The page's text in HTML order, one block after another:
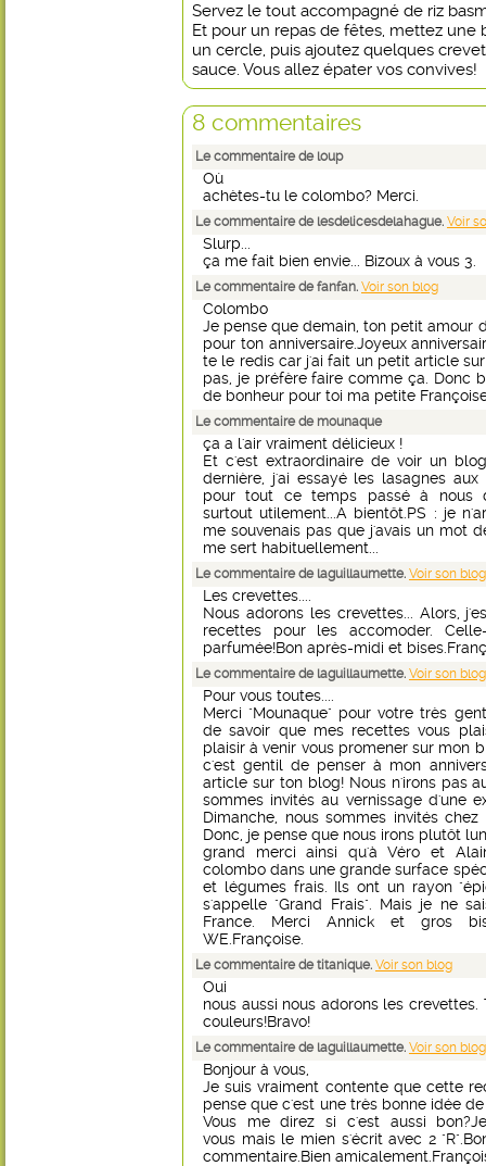
Servez le tout accompagné de riz
Et pour un repas de fêtes, mettez une
un cercle, puis ajoutez quelques
sauce. Vous allez épater vos convives!
8 commentaires
Le commentaire de loup
Où
achètes-tu le colombo? Merci.
Le commentaire de lesdelicesdelahague. Voir
Slurp...
ça me fait bien envie... Bizoux à vous 3.
Le commentaire de fanfan. Voir son blog
Colombo
Je pense que demain, ton petit amour
pour ton anniversaire.Joyeux
te le redis car j'ai fait un petit article
pas, je préfère faire comme ça. Donc
de bonheur pour toi ma petite
Le commentaire de mounaque
ça a l'air vraiment délicieux !
Et c'est extraordinaire de voir un
dernière, j'ai essayé les lasagnes
pour tout ce temps passé à nous
surtout utilement...A bientôt.PS : je
me souvenais pas que j'avais un mot
me sert habituellement...
Le commentaire de laguillaumette. Voir son blog
Les crevettes....
Nous adorons les crevettes... Alors,
recettes pour les accomoder.
parfumée!Bon après-midi et
Le commentaire de laguillaumette. Voir son blog
Pour vous toutes....
Merci "Mounaque" pour votre très
de savoir que mes recettes vous
plaisir à venir vous promener sur mon
c'est gentil de penser à mon
article sur ton blog! Nous n'irons pas
sommes invités au vernissage d'une
Dimanche, nous sommes invités
Donc, je pense que nous irons plutôt
grand merci ainsi qu'à Véro et
colombo dans une grande surface
et légumes frais. Ils ont un rayon
s'appelle "Grand Frais". Mais je ne
France. Merci Annick et gros
WE.Françoise.
Le commentaire de titanique. Voir son blog
Oui
nous aussi nous adorons les
couleurs!Bravo!
Le commentaire de laguillaumette. Voir son blog
Bonjour à vous,
Je suis vraiment contente que cette
pense que c'est une très bonne idée
Vous me direz si c'est aussi
vous mais le mien s'écrit avec 2
commentaire.Bien